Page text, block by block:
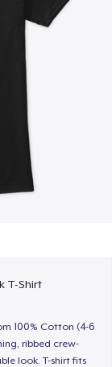
T-Shirt
100% Cotton (4-6
ribbed crew-
look. T-shirt fits